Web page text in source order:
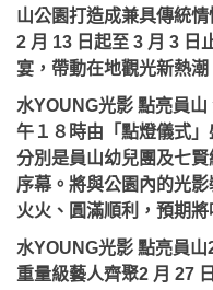
山公園打造成兼具傳統
2 月 13 日起至 3 月 3 日
宴，帶動在地觀光新熱潮
水YOUNG光影 點亮員
午１８時由「點燈儀式
分別是員山幼兒團及七
序幕。將與公園內的光
火火、圓滿順利，預期
水YOUNG光影 點亮員山
重量級藝人齊聚2 月 27